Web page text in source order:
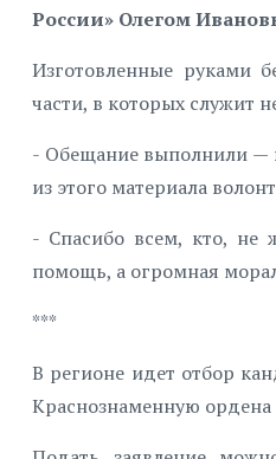
России» Олегом
Изготовленные руками
части, в которых служит
- Обещание выполнили —
из этого материала
- Спасибо всем, кто, не
помощь, а огромная
***
В регионе идет отбор
Краснознаменную ордена